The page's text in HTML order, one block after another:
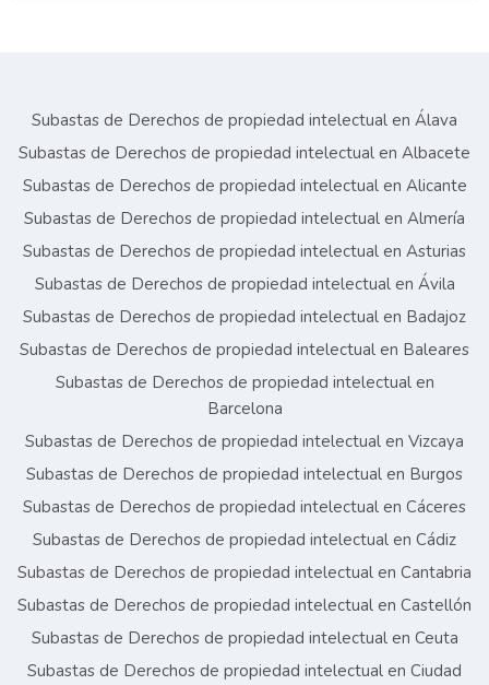
Subastas de Derechos de propiedad intelectual en Álava
Subastas de Derechos de propiedad intelectual en Albacete
Subastas de Derechos de propiedad intelectual en Alicante
Subastas de Derechos de propiedad intelectual en Almería
Subastas de Derechos de propiedad intelectual en Asturias
Subastas de Derechos de propiedad intelectual en Ávila
Subastas de Derechos de propiedad intelectual en Badajoz
Subastas de Derechos de propiedad intelectual en Baleares
Subastas de Derechos de propiedad intelectual en
Barcelona
Subastas de Derechos de propiedad intelectual en Vizcaya
Subastas de Derechos de propiedad intelectual en Burgos
Subastas de Derechos de propiedad intelectual en Cáceres
Subastas de Derechos de propiedad intelectual en Cádiz
Subastas de Derechos de propiedad intelectual en Cantabria
Subastas de Derechos de propiedad intelectual en Castellón
Subastas de Derechos de propiedad intelectual en Ceuta
Subastas de Derechos de propiedad intelectual en Ciudad